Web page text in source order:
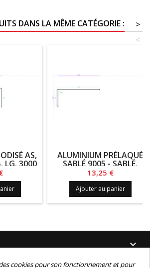
DANS LA MÊME CATÉGORIE :
>
<
AS,
LG. 3000
ALUMINIUM PRÉLAQUÉ
SABLÉ 9005 - SABLÉ,
15/10, DEV. 67.5, LG. 780
Prix
13,25 €
Ajouter au panier

cookies pour son fonctionnement et pour